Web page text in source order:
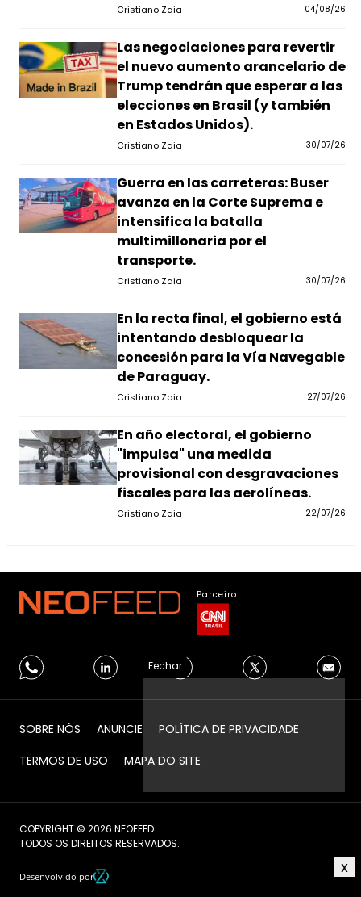
Cristiano Zaia 04/08/26
Las negociaciones para revertir
el nuevo aumento arancelario de
Trump tendrán que esperar a las
elecciones en Brasil (y también
en Estados Unidos).
Cristiano Zaia 30/07/26
Guerra en las carreteras: Buser
avanza en la Corte Suprema e
intensifica la batalla
multimillonaria por el
transporte.
Cristiano Zaia 30/07/26
En la recta final, el gobierno está
intentando desbloquear la
concesión para la Vía Navegable
de Paraguay.
Cristiano Zaia 27/07/26
En año electoral, el gobierno
"impulsa" una medida
provisional con desgravaciones
fiscales para las aerolíneas.
Cristiano Zaia 22/07/26
Fechar
Parceiro:
SOBRE NÓS ANUNCIE
POLÍTICA DE PRIVACIDADE
TERMOS DE USO
MAPA DO SITE
COPYRIGHT © 2026 NEOFEED.
TODOS OS DIREITOS RESERVADOS.
Desenvolvido por